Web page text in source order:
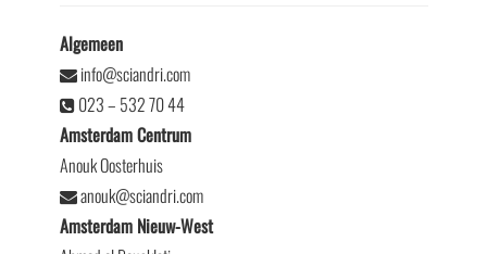
Algemeen
info@sciandri.com
023 – 532 70 44
Amsterdam Centrum
Anouk Oosterhuis
anouk@sciandri.com
Amsterdam Nieuw-West